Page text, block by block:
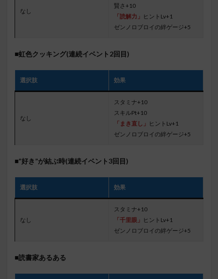
なし
賢さ+10
「読解力」 ヒントLv+1
ゼンノロブロイの絆ゲージ+5
■虹色クッキング(連続イベント2回目)
選択肢 効果
なし
スタミナ+10
スキルPt+10
「まき直し」 ヒントLv+1
ゼンノロブロイの絆ゲージ+5
■“好き”が結ぶ時(連続イベント3回目)
選択肢 効果
なし
スタミナ+10
「千里眼」 ヒントLv+1
ゼンノロブロイの絆ゲージ+5
■読書家あるある